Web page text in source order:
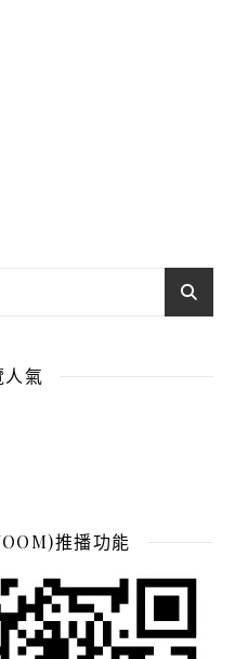
人氣
推播功能